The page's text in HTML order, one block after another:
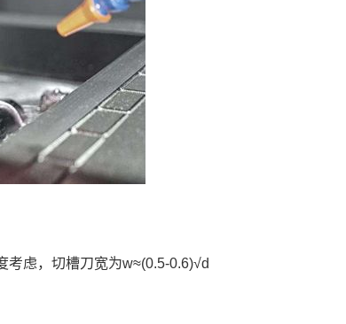
考虑，切槽刀宽为w≈(0.5-0.6)√d